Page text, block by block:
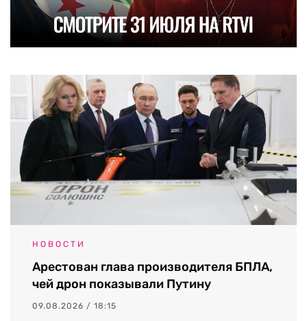
НОВОСТИ
Арестован глава производителя БПЛА,
чей дрон показывали Путину
09.08.2026 / 18:15